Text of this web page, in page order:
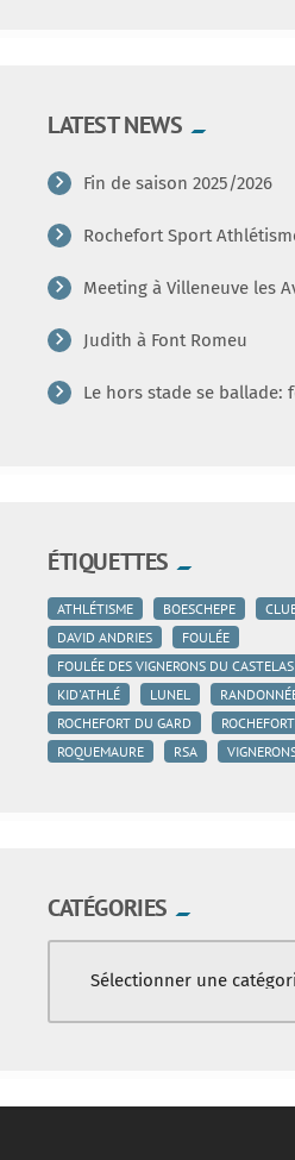
LATEST NEWS
Fin de saison 2025/2026
Rochefort Sport
Meeting à Villeneuve les
Judith à Font Romeu
Le hors stade se ballade:
ÉTIQUETTES
ATHLÉTISME BOESCHEPE
DAVID ANDRIES
FOULÉE
FOULÉE DES VIGNERONS DU CASTELAS
KID'ATHLÉ
LUNEL
ROCHEFORT DU GARD
ROQUEMAURE
RSA
CATÉGORIES